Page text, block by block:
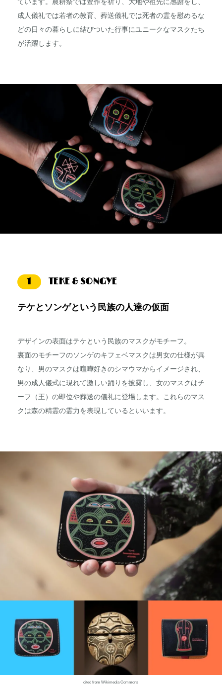
ています。農耕祭では豊作を祈り、大地や祖先に感謝をし、
成人儀礼では若者の教育、葬送儀礼では死者の霊を慰めるな
どの日々の暮らしに結びついた行事にユニークなマスクたち
が活躍します。
1 TEKE & SONGYE
テケとソンゲという民族の人達の仮面
デザインの表面はテケという民族のマスクがモチーフ。
裏面のモチーフのソンゲのキフェベマスクは男女の仕様が異
なり、男のマスクは喧嘩好きのシマウマからイメージされ、
男の成人儀式に現れて激しい踊りを披露し、女のマスクはチ
ーフ（王）の即位や葬送の儀礼に登場します。これらのマス
クは森の精霊の霊力を表現しているといいます。
cited from Wikimedia Commons